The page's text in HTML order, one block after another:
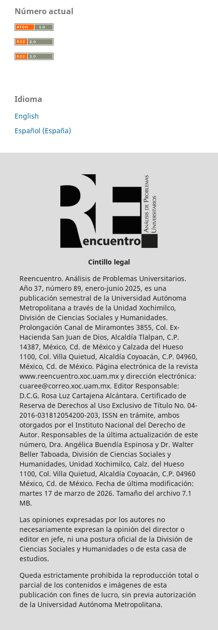
Número actual
Idioma
English
Español (España)
Cintillo legal
Reencuentro. Análisis de Problemas Universitarios.
Año 37, número 89, enero-junio 2025, es una
publicación semestral de la Universidad Autónoma
Metropolitana a través de la Unidad Xochimilco,
División de Ciencias Sociales y Humanidades.
Prolongación Canal de Miramontes 3855, Col. Ex-
Hacienda San Juan de Dios, Alcaldía Tlalpan, C.P.
14387, México, Cd. de México y Calzada del Hueso
1100, Col. Villa Quietud, Alcaldía Coyoacán, C.P. 04960,
México, Cd. de México. Página electrónica de la revista
www.reencuentro.xoc.uam.mx y dirección electrónica:
cuaree@correo.xoc.uam.mx. Editor Responsable:
D.C.G. Rosa Luz Cartajena Alcántara. Certificado de
Reserva de Derechos al Uso Exclusivo de Título No. 04-
2016-031812054200-203, ISSN en trámite, ambos
otorgados por el Instituto Nacional del Derecho de
Autor. Responsables de la última actualización de este
número, Dra. Angélica Buendía Espinosa y Dr. Walter
Beller Taboada, División de Ciencias Sociales y
Humanidades, Unidad Xochimilco, Calz. del Hueso
1100, Col. Villa Quietud, Alcaldía Coyoacán, C.P. 04960
México, Cd. de México. Fecha de última modificación:
martes 17 de marzo de 2026. Tamaño del archivo 7.1
MB.
Las opiniones expresadas por los autores no
necesariamente expresan la opinión del director o
editor en jefe, ni una postura oficial de la División de
Ciencias Sociales y Humanidades o de esta casa de
estudios.
Queda estrictamente prohibida la reproducción total o
parcial de los contenidos e imágenes de esta
publicación con fines de lucro, sin previa autorización
de la Universidad Autónoma Metropolitana.